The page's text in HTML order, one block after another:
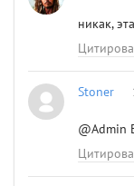
никак,
Stoner
@Admin